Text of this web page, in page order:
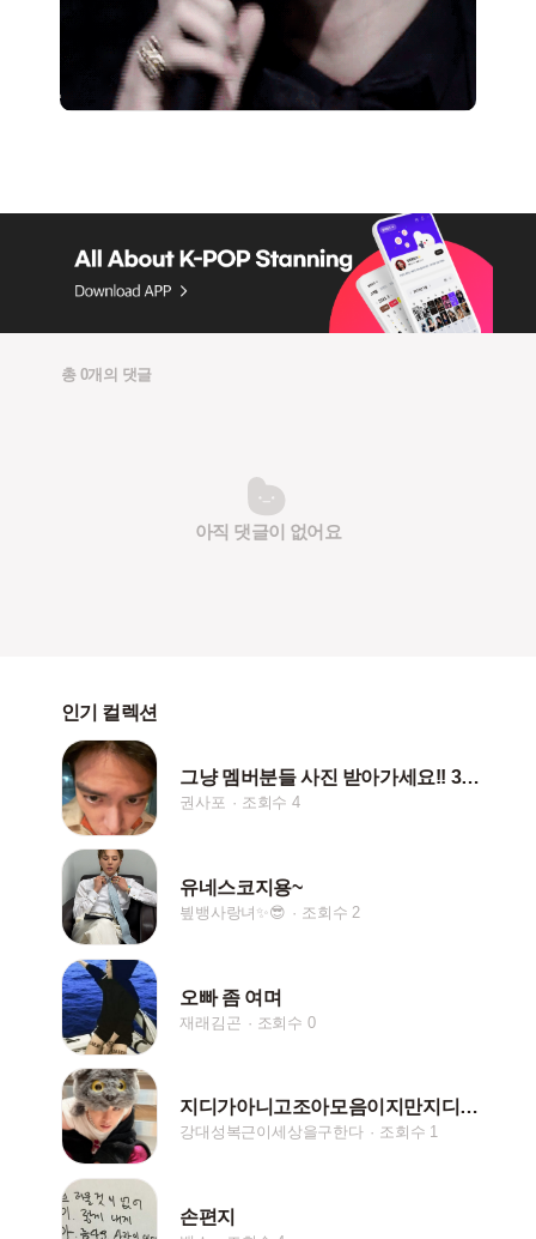
총 0개의 댓글
아직 댓글이 없어요
인기 컬렉션
그냥 멤버분들 사진 받아가세요!! 30장임다!
권사포 조회수 4
유네스코지용~
빂뱅사랑녀✨😎 조회수 2
오빠 좀 여며
재래김곤 조회수 0
지디가아니고조아모음이지만지디도너무귀여워서마지막넣은갤러리
강대성복근이세상을구한다 조회수 1
손편지